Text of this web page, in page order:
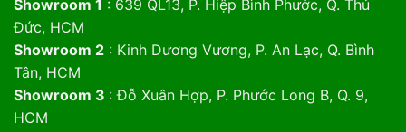
Showroom 1 : 639 QL13, P. Hiệp Bình Phước, Q. Thủ
Đức, HCM
Showroom 2: Kinh Dương Vương, P. An Lạc, Q. Bình
Tân, HCM
Showroom 3 : Đỗ Xuân Hợp, P. Phước Long B, Q. 9,
HCM